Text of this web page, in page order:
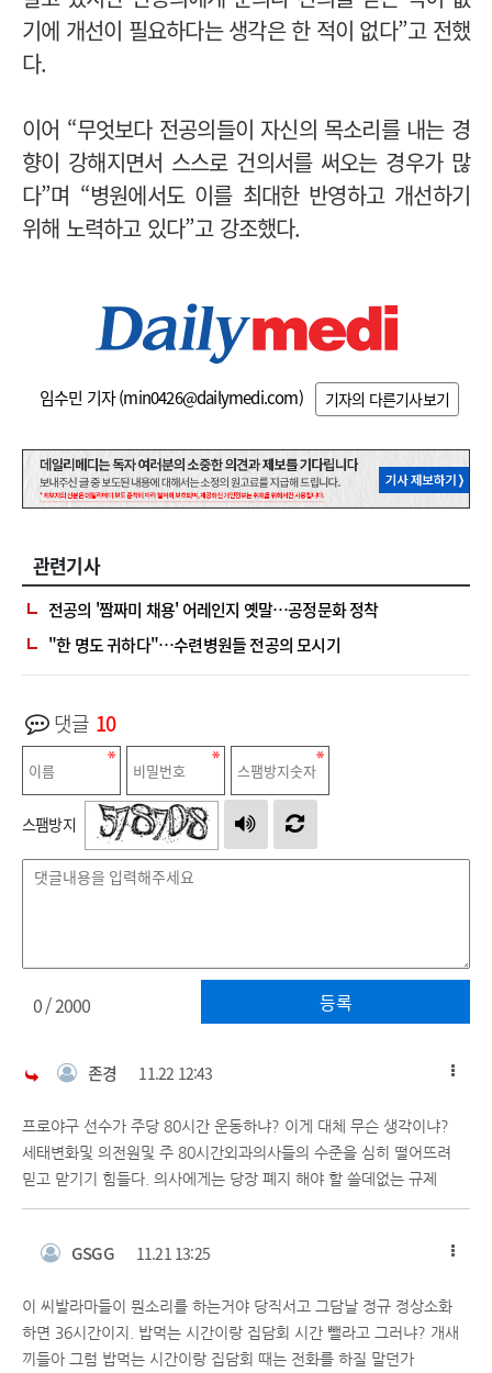
기에 개선이 필요하다는 생각은 한 적이 없다”고 전했
다.
이어 “무엇보다 전공의들이 자신의 목소리를 내는 경
향이 강해지면서 스스로 건의서를 써오는 경우가 많
다”며 “병원에서도 이를 최대한 반영하고 개선하기
위해 노력하고 있다”고 강조했다.
임수민 기자 (min0426@dailymedi.com) 기자의 다른기사보기
관련기사
전공의 '짬짜미 채용' 어레인지 옛말…공정문화 정착
"한 명도 귀하다"…수련병원들 전공의 모시기
댓글 10
스팸방지
등록
0/ 2000
존경 11.22 12:43
프로야구 선수가 주당 80시간 운동하냐? 이게 대체 무슨 생각이냐?
세태변화및 의전원및 주 80시간외과의사들의 수준을 심히 떨어뜨려
믿고 맏기기 힘들다. 의사에게는 당장 폐지 해야 할 쓸데없는 규제
GSGG 11.21 13:25
이 씨발라마들이 뭔소리를 하는거야 당직서고 그담날 정규 정상소화
하면 36시간이지. 밥먹는 시간이랑 집담회 시간 뺄라고 그러냐? 개새
끼들아 그럼 밥먹는 시간이랑 집담회 때는 전화를 하질 말던가